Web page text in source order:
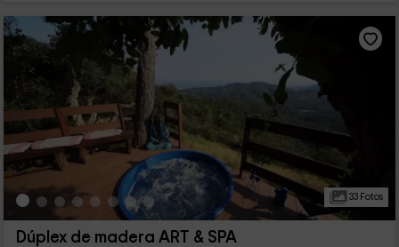
33 Fotos
Dúplex de madera ART & SPA